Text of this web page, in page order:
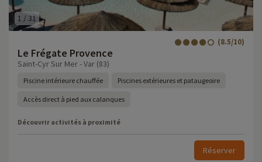
1 /31
Le Frégate Provence
(8.5/10)
Saint-Cyr Sur Mer - Var (83)
Piscine intérieure chauffée Piscines extérieures et pataugeoire
Accès direct à pied aux calanques
Découvrir activités à proximité
Réserver